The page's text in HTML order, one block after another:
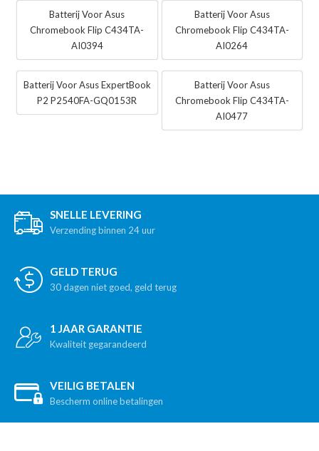
Batterij Voor Asus
Chromebook Flip C434TA-
AI0394
Batterij Voor Asus
Chromebook Flip C434TA-
AI0264
Batterij Voor Asus ExpertBook
P2 P2540FA-GQ0153R
Batterij Voor Asus
Chromebook Flip C434TA-
AI0477
SNELLE LEVERING
Verzending binnen 24 uur
GELD TERUG
30 dagen niet goed, geld terug
1 JAAR GARANTIE
Kwaliteit gegarandeerd
VEILIG BETALEN
Bescherm online betalingen